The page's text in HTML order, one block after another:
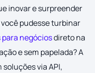
inovar e surpreender
pudesse turbinar
negóciosdireto na
e sem papelada? A
via API,